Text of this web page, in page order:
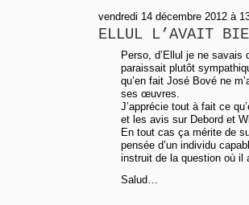
vendredi 14 décembre 2012 à
ELLUL L’AVAIT
Perso, d’Ellul je ne
paraissait plutôt
qu’en fait José Bové ne
ses œuvres.
J’apprécie tout à fait ce
et les avis sur Debord et
En tout cas ça mérite de
pensée d’un individu
instruit de la question où il
Salud…